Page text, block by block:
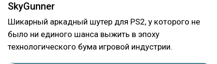
SkyGunner
Шикарный аркадный шутер для PS2, у которого не
было ни единого шанса выжить в эпоху
технологического бума игровой индустрии.